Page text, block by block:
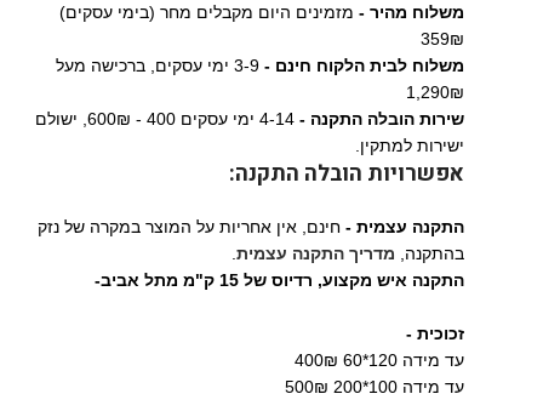
משלוח מהיר - מזמינים היום מקבלים מחר (בימי עסקים)
359₪
משלוח לבית הלקוח חינם -
3-9 ימי עסקים, ברכישה מעל
1,290₪
שירות הובלה התקנה -
4-14 ימי עסקים 400 - 600₪, ישולם
ישירות למתקין.
אפשרויות הובלה התקנה:
התקנה עצמית - חינם, אין אחריות על המוצר במקרה של נזק
בהתקנה, מדריך התקנה עצמית
התקנה איש מקצוע, רדיוס של 15 ק"מ מתל אביב-
זכוכית -
עד מידה 120*60 400₪
עד מידה 100*200 500₪